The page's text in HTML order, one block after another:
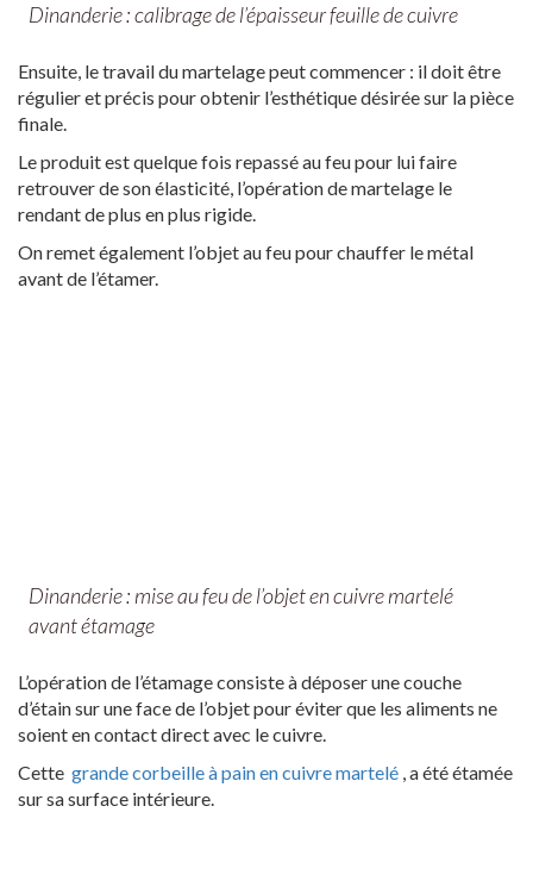
Dinanderie : calibrage de l’épaisseur feuille de cuivre
Ensuite, le travail du martelage peut commencer : il doit être
régulier et précis pour obtenir l’esthétique désirée sur la pièce
finale.
Le produit est quelque fois repassé au feu pour lui faire
retrouver de son élasticité, l’opération de martelage le
rendant de plus en plus rigide.
On remet également l’objet au feu pour chauffer le métal
avant de l’étamer.
Dinanderie : mise au feu de l’objet en cuivre martelé
avant étamage
L’opération de l’étamage consiste à déposer une couche
d’étain sur une face de l’objet pour éviter que les aliments ne
soient en contact direct avec le cuivre.
Cette grande corbeille à pain en cuivre martelé , a été étamée
sur sa surface intérieure.